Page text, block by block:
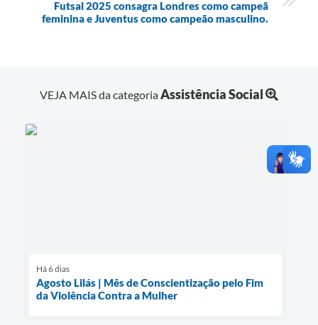
Futsal 2025 consagra Londres como campeã
feminina e Juventus como campeão masculino.
VEJA MAIS da categoriaAssistência Social
Há 6 dias
Agosto Lilás | Mês de Conscientização pelo Fim
da Violência Contra a Mulher